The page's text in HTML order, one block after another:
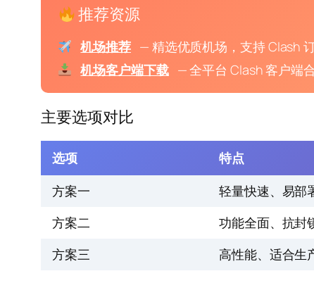
推荐资源
机场推荐 — 精选优质机场，支持 Clash
机场客户端下载 — 全平台 Clash 客户端
主要选项对比
选项 特点
方案一
轻量快速、易部
方案二
功能全面、抗封
方案三
高性能、适合生